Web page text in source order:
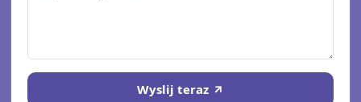
Wyslij teraz